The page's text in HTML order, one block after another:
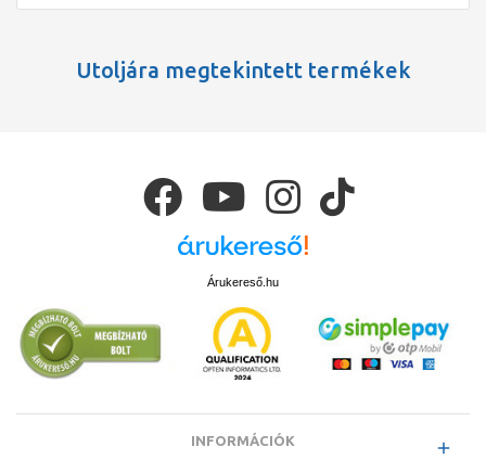
Utoljára megtekintett termékek
Árukereső.hu
INFORMÁCIÓK